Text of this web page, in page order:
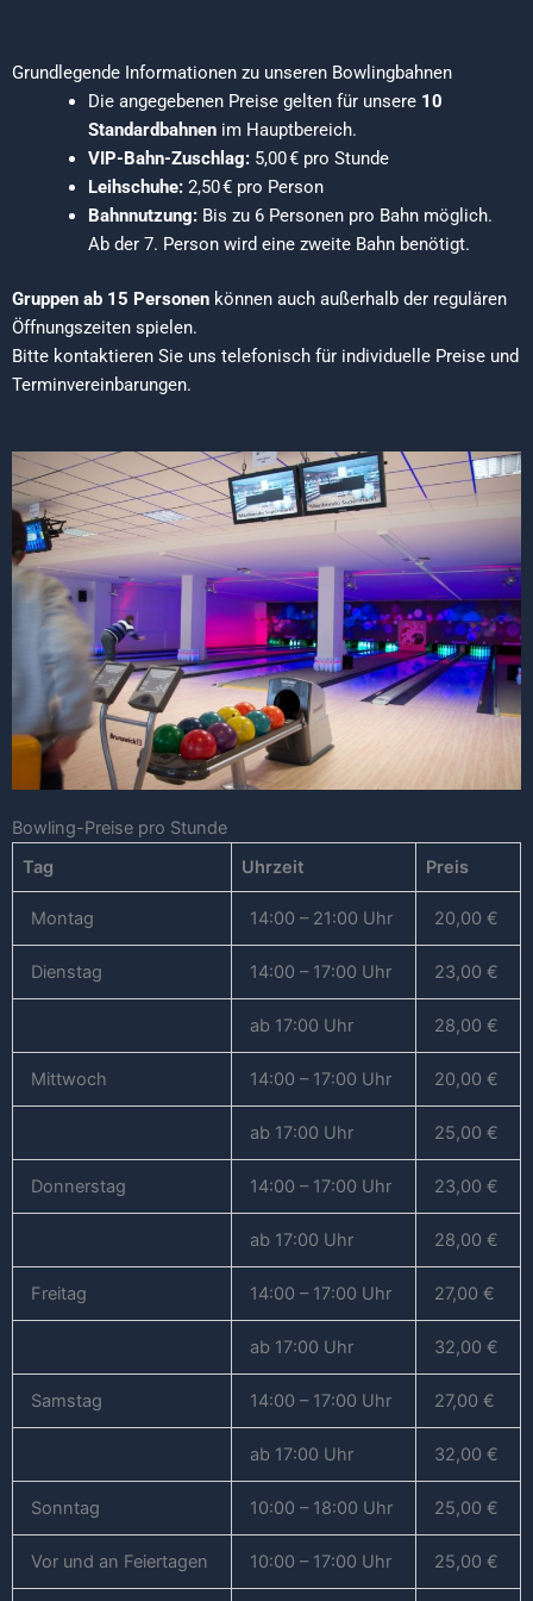
Grundlegende Informationen zu unseren Bowlingbahnen
Die angegebenen Preise gelten für unsere 10
Standardbahnenim Hauptbereich.
VIP-Bahn-Zuschlag:5,00 € pro Stunde
Leihschuhe:2,50 € pro Person
Bahnnutzung:Bis zu 6 Personen pro Bahn möglich.
Ab der 7. Person wird eine zweite Bahn benötigt.
Gruppen ab 15 Personen können auch außerhalb der regulären
Öffnungszeiten spielen.
Bitte kontaktieren Sie uns telefonisch für individuelle Preise und
Terminvereinbarungen.
Bowling-Preise pro Stunde
Tag
Uhrzeit Preis
Montag 14:00 – 21:00 Uhr 20,00 €
Dienstag 14:00 – 17:00 Uhr 23,00 €
ab 17:00 Uhr 28,00 €
Mittwoch 14:00 – 17:00 Uhr 20,00 €
ab 17:00 Uhr 25,00 €
Donnerstag 14:00 – 17:00 Uhr 23,00 €
ab 17:00 Uhr 28,00 €
Freitag 14:00 – 17:00 Uhr 27,00 €
ab 17:00 Uhr 32,00 €
Samstag 14:00 – 17:00 Uhr 27,00 €
ab 17:00 Uhr 32,00 €
Sonntag 10:00 – 18:00 Uhr 25,00 €
Vor und an Feiertagen 10:00 – 17:00 Uhr 25,00 €